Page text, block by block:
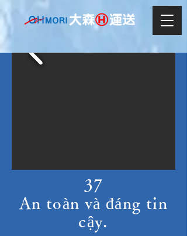
37
An toàn và đáng tin
cậy.